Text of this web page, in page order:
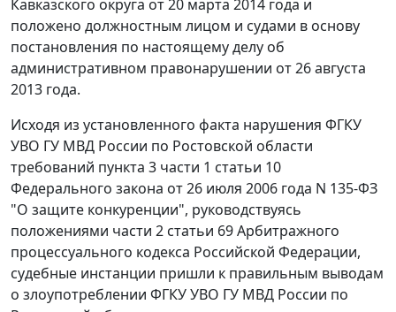
Кавказского округа от 20 марта 2014 года и
положено должностным лицом и судами в основу
постановления по настоящему делу об
административном правонарушении от 26 августа
2013 года.
Исходя из установленного факта нарушения ФГКУ
УВО ГУ МВД России по Ростовской области
требований пункта 3 части 1 статьи 10
Федерального закона от 26 июля 2006 года N 135-ФЗ
"О защите конкуренции", руководствуясь
положениями части 2 статьи 69Арбитражного
процессуального кодекса Российской Федерации,
судебные инстанции пришли к правильным выводам
о злоупотреблении ФГКУ УВО ГУ МВД России по